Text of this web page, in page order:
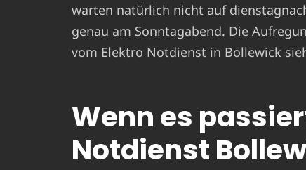
warten natürlich nicht auf
genau am Sonntagabend. Die
vom Elektro Notdienst in Bollewick
Wenn es
Notdienst